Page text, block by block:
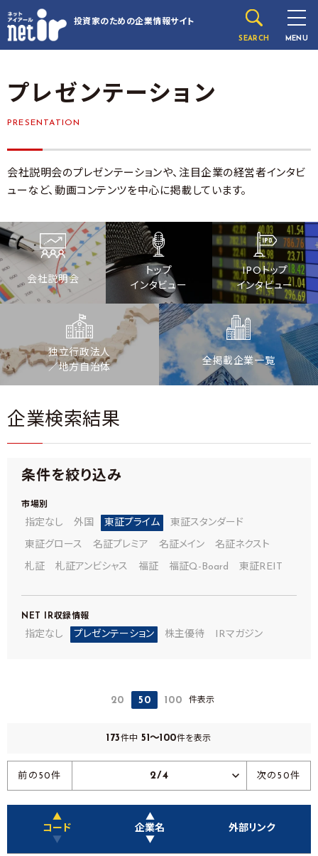
投資家のための企業情報サイト
SEARCH MENU
プレゼンテーション
PRESENTATION
会社説明会のプレゼンテーションや、注目企業の経営者インタビ
ューなど、動画コンテンツを中心に掲載しています。
会社説明会
トップ
インタビュー
IPOトップ
インタビュー
独立行政法人
／地方自治体
全掲載企業一覧
企業検索結果
条件を絞り込み
市場別
指定なし 外国 東証プライム 東証スタンダード
東証グロース 名証プレミア 名証メイン 名証ネクスト
札証 札証アンビシャス 福証 福証Q-Board 東証REIT
NET IR収録情報
指定なし プレゼンテーション 株主優待 IRマガジン
20 50 100 件表示
173件中51～100件を表示
前の50件 2/4 次の50件
▲
コード
▼
▲
企業名
▼
外部リンク